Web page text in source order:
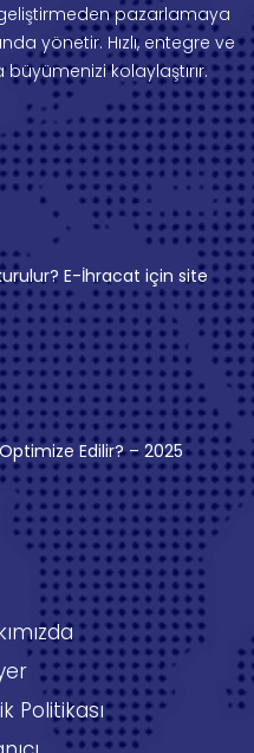
pazarlamaya
yönetir. Hızlı, entegre ve
kolaylaştırır.
E-İhracat için site
Edilir? – 2025
Politikası